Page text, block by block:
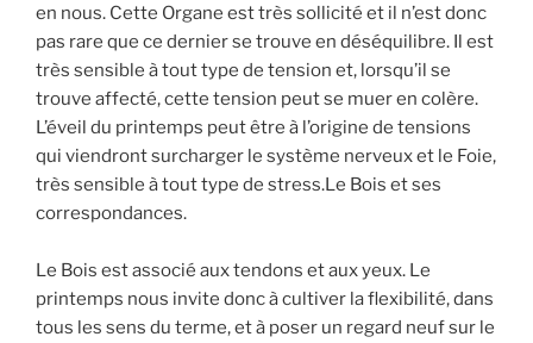
en nous. Cette Organe est très sollicité et il n’est donc
pas rare que ce dernier se trouve en déséquilibre. Il est
très sensible à tout type de tension et, lorsqu’il se
trouve affecté, cette tension peut se muer en colère.
L’éveil du printemps peut être à l’origine de tensions
qui viendront surcharger le système nerveux et le Foie,
très sensible à tout type de stress.Le Bois et ses
correspondances.
Le Bois est associé aux tendons et aux yeux. Le
printemps nous invite donc à cultiver la flexibilité, dans
tous les sens du terme, et à poser un regard neuf sur le